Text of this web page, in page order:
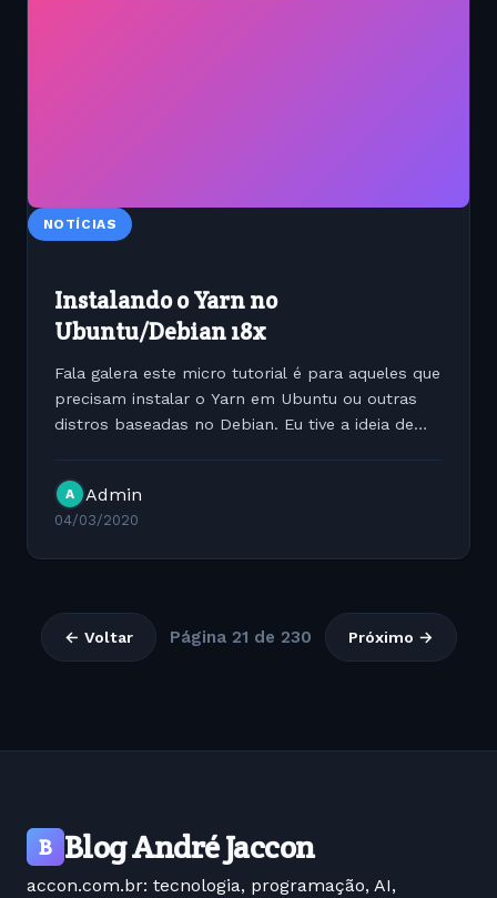
NOTÍCIAS
Instalando o Yarn no
Ubuntu/Debian 18x
Fala galera este micro tutorial é para aqueles que
precisam instalar o Yarn em Ubuntu ou outras
distros baseadas no Debian. Eu tive a ideia de
em...
A Admin
04/03/2020
← Voltar Página 21 de 230 Próximo →
B Blog André Jaccon
accon.com.br: tecnologia, programação, AI,